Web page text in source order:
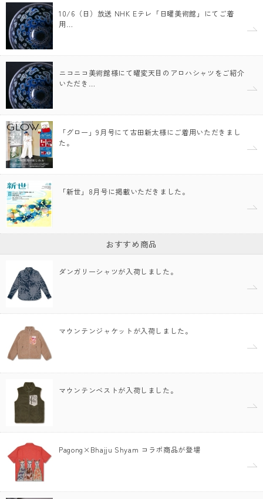
10/6（日）放送 NHK Eテレ「日曜美術館」にてご着
用…
ニコニコ美術館様にて曜変天目のアロハシャツをご紹介
いただき…
「グロー」9月号にて古田新太様にご着用いただきまし
た。
「新世」8月号に掲載いただきました。
おすすめ商品
ダンガリーシャツが入荷しました。
マウンテンジャケットが入荷しました。
マウンテンベストが入荷しました。
Pagong×Bhajju Shyam コラボ商品が登場